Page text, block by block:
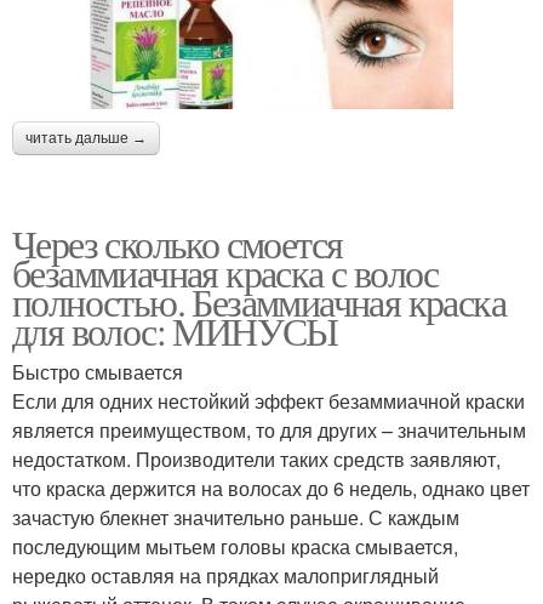
читать дальше →
Через сколько смоется
безаммиачная краска с волос
полностью. Безаммиачная краска
для волос: МИНУСЫ
Быстро смывается
Если для одних нестойкий эффект безаммиачной краски
является преимуществом, то для других – значительным
недостатком. Производители таких средств заявляют,
что краска держится на волосах до 6 недель, однако цвет
зачастую блекнет значительно раньше. С каждым
последующим мытьем головы краска смывается,
нередко оставляя на прядках малоприглядный